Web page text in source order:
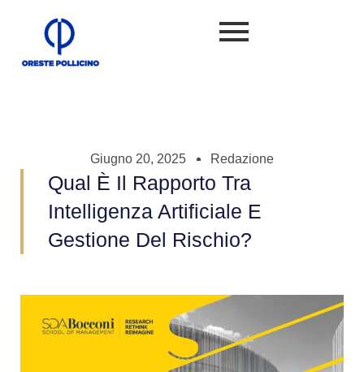
Giugno 20, 2025 Redazione
Qual È Il Rapporto Tra
Intelligenza Artificiale E
Gestione Del Rischio?